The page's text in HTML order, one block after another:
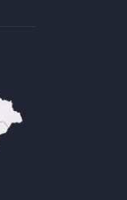
Přidat do košíku
6 ks Black